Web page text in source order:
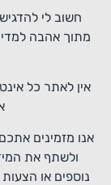
חשוב לי
מתוך אהבה
אין לאתר כל
אנו מזמינים
ולשתף את
נוספים או